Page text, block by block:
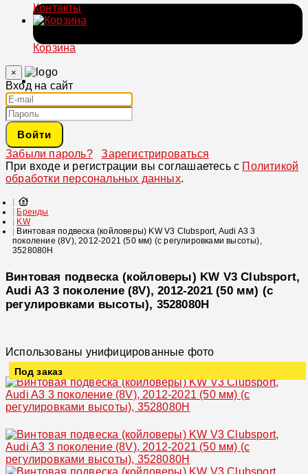
Контакты
Корзина
×
Вход на сайт
Войти
Забыли пароль?
Зарегистрироваться
При входе и регистрации вы соглашаетесь с Политикой
обработки персональных данных.
Бренды
KW
Винтовая подвеска (койловеры) KW V3 Clubsport, Audi A3 3
поколение (8V), 2012-2021 (50 мм) (с регулировками высоты),
3528080H
Винтовая подвеска (койловеры) KW V3 Clubsport,
Audi A3 3 поколение (8V), 2012-2021 (50 мм) (с
регулировками высоты), 3528080H
Использованы унифицированные фото
Под заказ